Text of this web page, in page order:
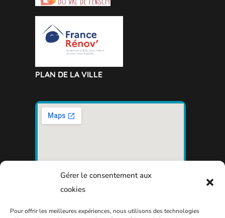
Gérer le consentement aux
cookies
Pour offrir les meilleures expériences, nous utilisons des technologies
PLAN DE LA VILLE